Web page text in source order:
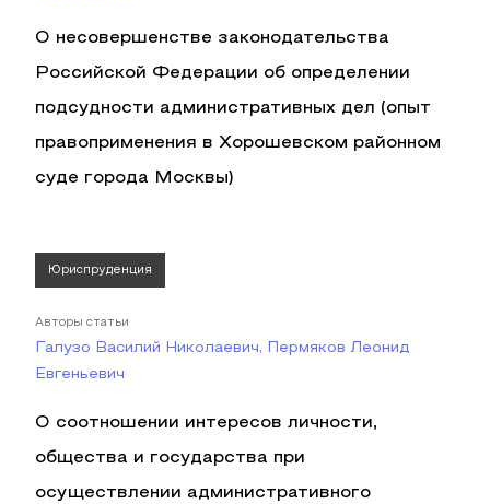
О несовершенстве законодательства
Российской Федерации об определении
подсудности административных дел (опыт
правоприменения в Хорошевском районном
суде города Москвы)
Юриспруденция
Авторы статьи
Галузо Василий Николаевич, Пермяков Леонид
Евгеньевич
О соотношении интересов личности,
общества и государства при
осуществлении административного